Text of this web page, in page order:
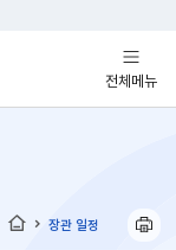
전체메뉴
열기
장관 일정